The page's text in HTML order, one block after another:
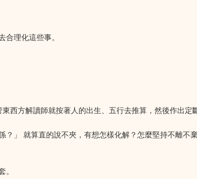
理化這些事。
西方解讀師就按著人的出生、五行去推算，然後作出定
」 就算直的說不夾，有想怎樣化解？怎麼堅持不離